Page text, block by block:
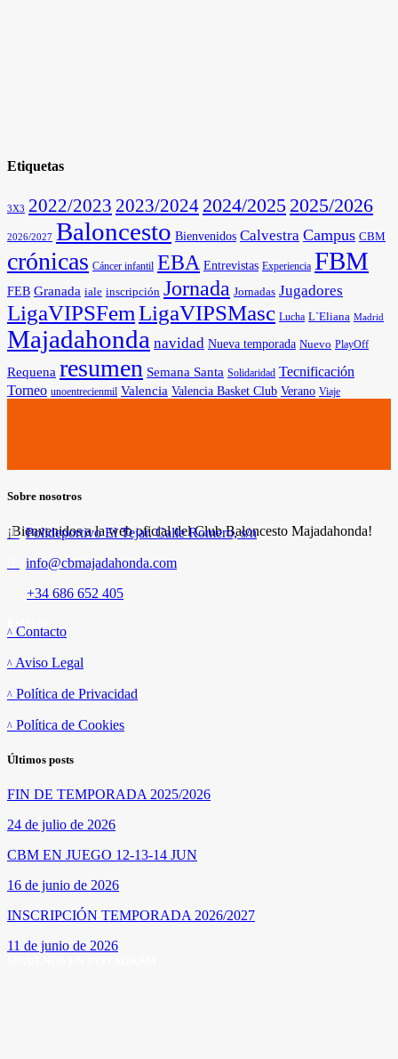
Etiquetas
3X3 2022/2023 2023/2024 2024/2025 2025/2026
2026/2027 Baloncesto Bienvenidos Calvestra Campus CBM
crónicas Cáncer infantil EBA Entrevistas Experiencia FBM
FEB Granada iale inscripción Jornada Jornadas Jugadores
LigaVIPSFemLigaVIPSMasc Lucha L`Eliana Madrid
Majadahonda navidad Nueva temporada Nuevo PlayOff
Requena resumen Semana Santa Solidaridad Tecnificación
Torneo unoentrecienmil Valencia Valencia Basket Club Verano Viaje
Sobre nosotros
¡Bienvenidos a la web oficial del Club Baloncesto Majadahonda!
Polideportivo El Tejar. Calle Romero, s/n
info@cbmajadahonda.com
+34 686 652 405
Contacto
Aviso Legal
Política de Privacidad
Política de Cookies
Últimos posts
FIN DE TEMPORADA 2025/2026
24 de julio de 2026
CBM EN JUEGO 12-13-14 JUN
16 de junio de 2026
INSCRIPCIÓN TEMPORADA 2026/2027
11 de junio de 2026